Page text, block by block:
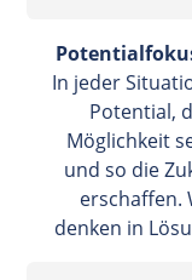
In jeder
Potential,
Möglichkeit
und so die
erschaffen.
denken in